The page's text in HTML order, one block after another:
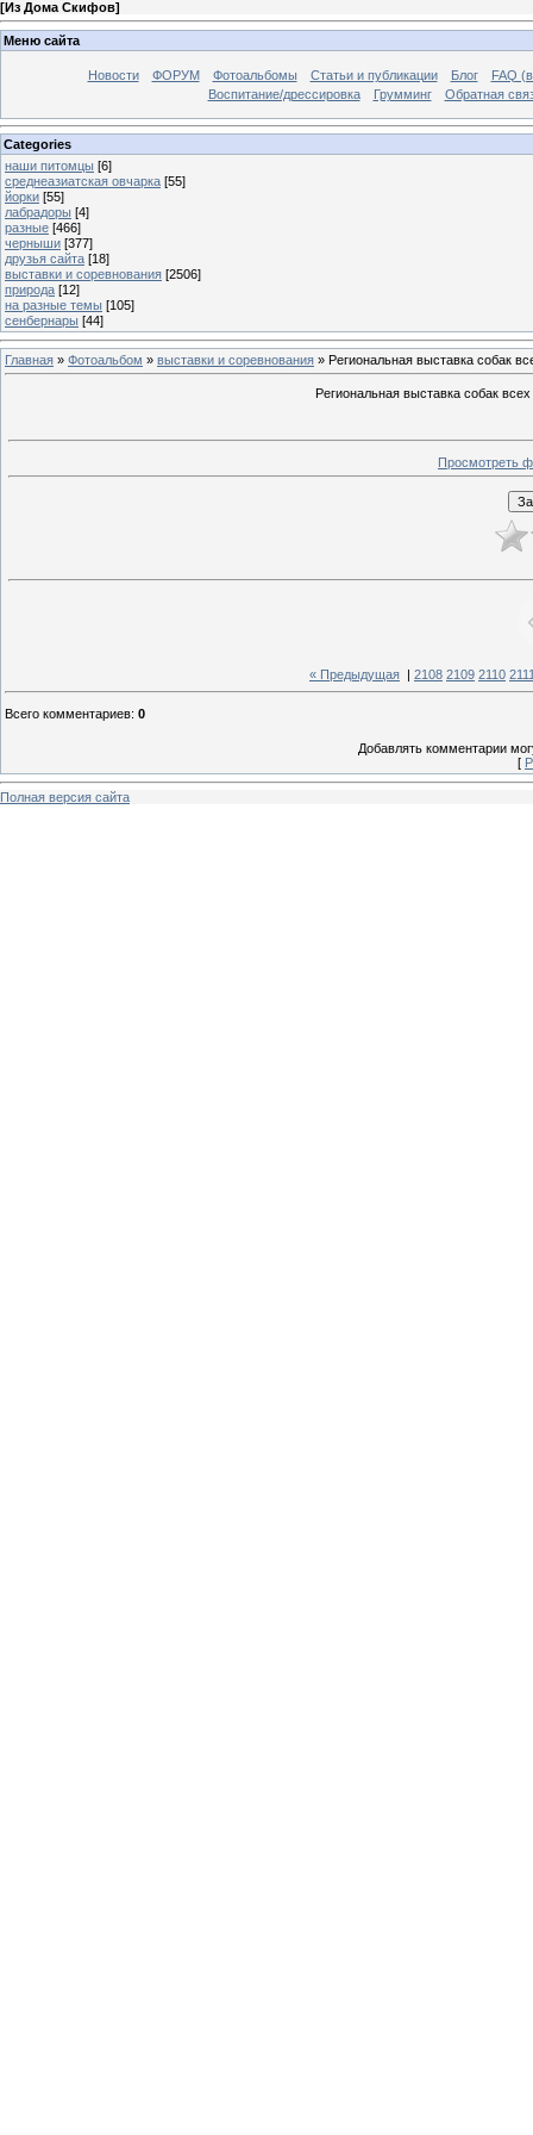
[Из Дома Скифов]
Меню сайта
Новости ФОРУМ Фотоальбомы Статьи и публикации Блог
FAQ
Воспитание/дрессировка
Грумминг Обратная
Categories
наши питомцы [6]
среднеазиатская овчарка [55]
йорки [55]
лабрадоры [4]
разные [466]
черныши [377]
друзья сайта [18]
выставки и соревнования [2506]
природа [12]
на разные темы [105]
сенбернары [44]
Главная » Фотоальбом » выставки и соревнования » Региональная выставка собак
Региональная выставка собак
Просмотреть
« Предыдущая | 2108 2109 2110
Всего комментариев: 0
Добавлять комментарии
[
Полная версия сайта